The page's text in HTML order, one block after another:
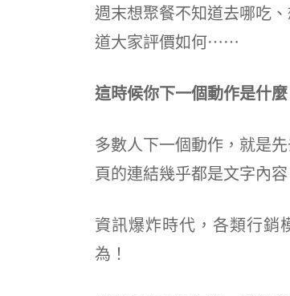
週末想聚餐不知道去哪吃
道大家評價如何⋯⋯
這時候你下一個動作是什麼
多數人下一個動作，就是
頁的連結幾乎都是文字內
資訊爆炸時代，各類行銷
為！